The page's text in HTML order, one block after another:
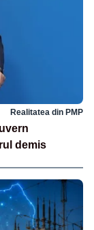
Realitatea din PMP
demis